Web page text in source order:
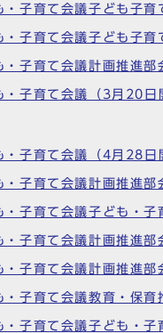
子育て会議子ども子育
子育て会議子ども子育
子育て会議計画推進部
子育て会議（3月20日
子育て会議（4月28日
子育て会議計画推進部
子育て会議子ども・子
子育て会議計画推進部
子育て会議計画推進部
子育て会議教育・保育
子育て会議子ども・子